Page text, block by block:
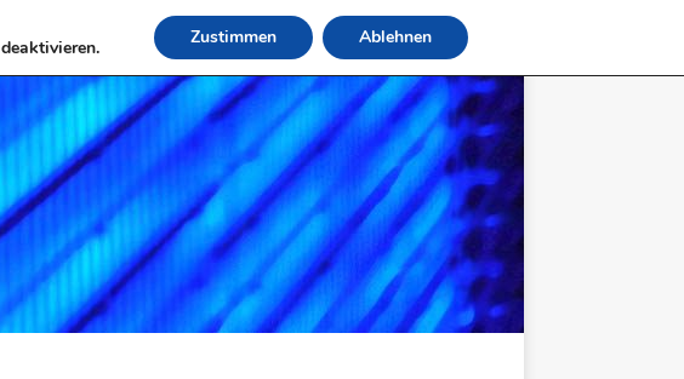
deaktivieren. Zustimmen Ablehnen